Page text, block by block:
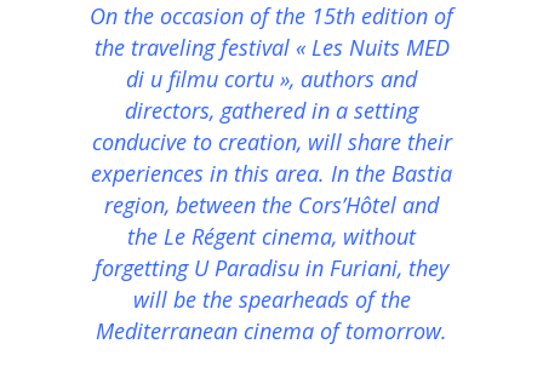
On the occasion of the 15th edition of
the traveling festival « Les Nuits MED
di u filmu cortu », authors and
directors, gathered in a setting
conducive to creation, will share their
experiences in this area. In the Bastia
region, between the Cors’Hôtel and
the Le Régent cinema, without
forgetting U Paradisu in Furiani, they
will be the spearheads of the
Mediterranean cinema of tomorrow.